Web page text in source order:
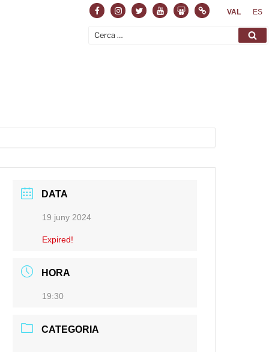
FacebookInstagram
TwitterYoutubeSlideshare
NormasVAL ES
Cerca:
DATA
19 juny 2024
Expired!
HORA
19:30
CATEGORIA